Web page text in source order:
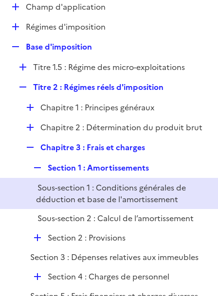
p
l
i
e
D
e
Champ d'application
D
l
i
e
Régimes d'imposition
p
Base d'imposition
D
l
i
e
Titre 1.5 : Régime des micro-exploitations
p
l
i
e
Titre 2 : Régimes réels d'imposition
D
e
r
Chapitre 1 : Principes généraux
D
p
e
r
Chapitre 2 : Détermination du produit brut
p
l
e
r
Chapitre 3 : Frais et charges
e
p
l
Section 1 : Amortissements
Sous-section 1 : Conditions générales de
déduction et base de l'amortissement
Sous-section 2 : Calcul de l’amortissement
D
p
Section 2 : Provisions
Section 3 : Dépenses relatives aux immeubles
DSection 4 : Charges de personnel